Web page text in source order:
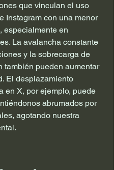
que vinculan el uso
Instagram con una menor
especialmente en
La avalancha constante
y la sobrecarga de
también pueden aumentar
El desplazamiento
en X, por ejemplo, puede
abrumados por
agotando nuestra